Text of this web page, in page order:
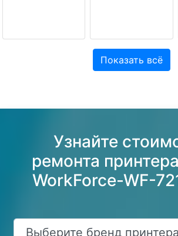
Показать всё
Узнайте
ремонта
WorkForce-WF-